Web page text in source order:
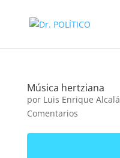
Música hertziana
por Luis Enrique Alcalá
Comentarios